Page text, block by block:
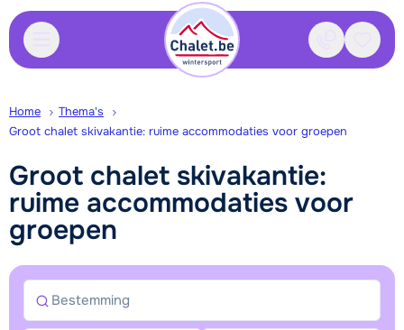
Contact
Home
Thema's
Groot chalet skivakantie: ruime accommodaties voor groepen
Groot chalet skivakantie:
ruime accommodaties voor
groepen
Bestemming